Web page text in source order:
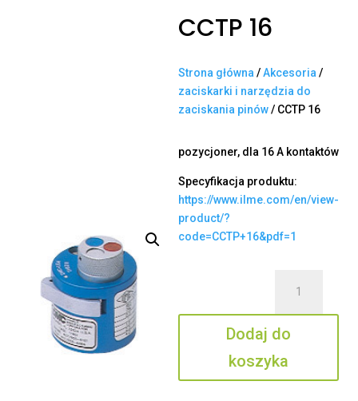
CCTP 16
Strona główna /Akcesoria /
zaciskarki i narzędzia do
zaciskania pinów/ CCTP 16
pozycjoner, dla 16 A kontaktów
Specyfikacja produktu:
https://www.ilme.com/en/view-
product/?
code=CCTP+16&pdf=1
CCTP
16
Dodaj do
koszyka